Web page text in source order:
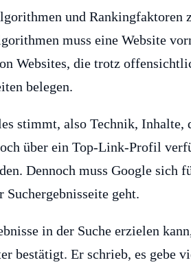
und Rankingfaktoren
muss eine Website
Websites, die trotz
belegen.
stimmt, also Technik, Inhalte,
über ein Top-Link-Profil
Dennoch muss Google sich
geht.
in der Suche erzielen
bestätigt. Er schrieb, es gebe